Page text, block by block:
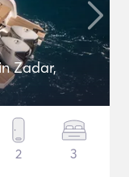
Zadar,
2 3